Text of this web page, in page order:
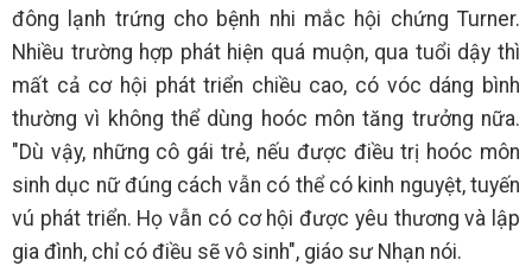
đông lạnh trứng cho bệnh nhi mắc hội chứng Turner.
Nhiều trường hợp phát hiện quá muộn, qua tuổi dậy thì
mất cả cơ hội phát triển chiều cao, có vóc dáng bình
thường vì không thể dùng hoóc môn tăng trưởng nữa.
"Dù vậy, những cô gái trẻ, nếu được điều trị hoóc môn
sinh dục nữ đúng cách vẫn có thể có kinh nguyệt, tuyến
vú phát triển. Họ vẫn có cơ hội được yêu thương và lập
gia đình, chỉ có điều sẽ vô sinh", giáo sư Nhạn nói.